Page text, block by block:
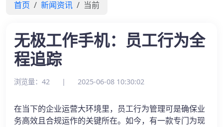
首页 新闻资讯 当前
无极工作手机：员工行为全
程追踪
浏览量：42 | 2025-06-08 10:30:02
在当下的企业运营大环境里，员工行为管理可是确保业
务高效且合规运作的关键所在。如今，有一款专门为现